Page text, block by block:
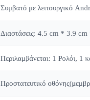
Συμβατό με λειτουργικό
Διαστάσεις: 4.5 cm * 3.9
Περιλαμβάνεται: 1 Ρολόι, 1
Προστατευτικό